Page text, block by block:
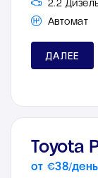
2.2
Автомат
ДАЛЕЕ
Toyota
от €38/день